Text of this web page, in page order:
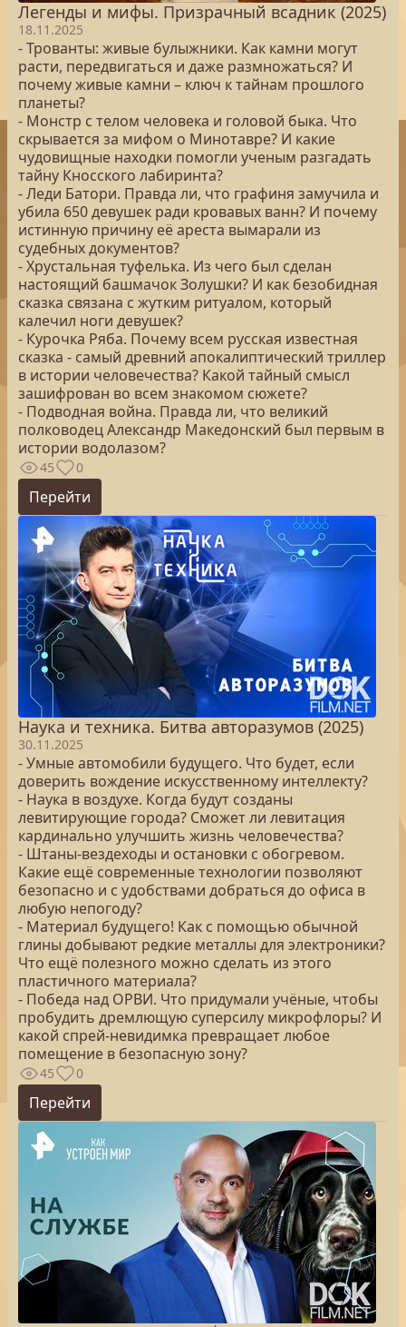
Легенды и мифы. Призрачный всадник (2025)
18.11.2025
- Трованты: живые булыжники. Как камни могут
расти, передвигаться и даже размножаться? И
почему живые камни – ключ к тайнам прошлого
планеты?
- Монстр с телом человека и головой быка. Что
скрывается за мифом о Минотавре? И какие
чудовищные находки помогли ученым разгадать
тайну Кносского лабиринта?
- Леди Батори. Правда ли, что графиня замучила и
убила 650 девушек ради кровавых ванн? И почему
истинную причину её ареста вымарали из
судебных документов?
- Хрустальная туфелька. Из чего был сделан
настоящий башмачок Золушки? И как безобидная
сказка связана с жутким ритуалом, который
калечил ноги девушек?
- Курочка Ряба. Почему всем русская известная
сказка - самый древний апокалиптический триллер
в истории человечества? Какой тайный смысл
зашифрован во всем знакомом сюжете?
- Подводная война. Правда ли, что великий
полководец Александр Македонский был первым в
истории водолазом?
45 0
Перейти
Наука и техника. Битва авторазумов (2025)
30.11.2025
- Умные автомобили будущего. Что будет, если
доверить вождение искусственному интеллекту?
- Наука в воздухе. Когда будут созданы
левитирующие города? Сможет ли левитация
кардинально улучшить жизнь человечества?
- Штаны-вездеходы и остановки с обогревом.
Какие ещё современные технологии позволяют
безопасно и с удобствами добраться до офиса в
любую непогоду?
- Материал будущего! Как с помощью обычной
глины добывают редкие металлы для электроники?
Что ещё полезного можно сделать из этого
пластичного материала?
- Победа над ОРВИ. Что придумали учёные, чтобы
пробудить дремлющую суперсилу микрофлоры? И
какой спрей-невидимка превращает любое
помещение в безопасную зону?
45 0
Перейти